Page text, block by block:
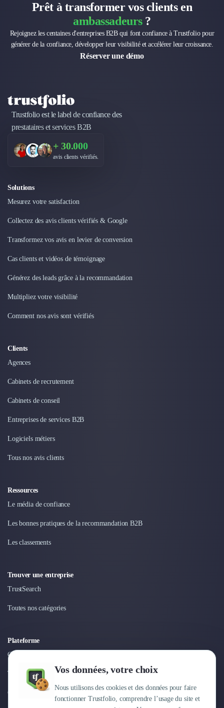
Vos données, votre choix
Nous utilisons des cookies et des données pour faire
fonctionner Trustfolio, comprendre l’usage du site et
Prêt à transformer vos clients en
ambassadeurs?
Rejoignez les centaines d'entreprises B2B qui font confiance à Trustfolio pour
générer de la confiance, développer leur visibilité et accélérer leur croissance.
Réserver une démo
Trustfolio est le label de confiance des
prestataires et services B2B
+ 30.000
avis clients vérifiés.
Solutions
Mesurez votre satisfaction
Collectez des avis clients vérifiés & Google
Transformez vos avis en levier de conversion
Cas clients et vidéos de témoignage
Générez des leads grâce à la recommandation
Multipliez votre visibilité
Comment nos avis sont vérifiés
Clients
Agences
Cabinets de recrutement
Cabinets de conseil
Entreprises de services B2B
Logiciels métiers
Tous nos avis clients
Ressources
Le média de confiance
Les bonnes pratiques de la recommandation B2B
Les classements
Trouver une entreprise
TrustSearch
Toutes nos catégories
Plateforme
Connexion
Tarifs
Centre d'aide